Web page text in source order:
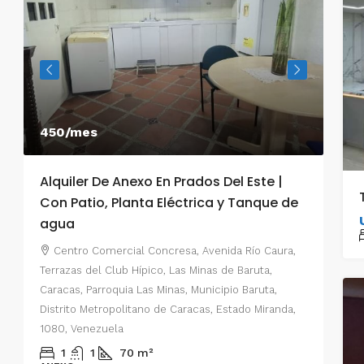
450/mes
Alquiler De Anexo En Prados Del Este |
Con Patio, Planta Eléctrica y Tanque de
agua
Centro Comercial Concresa, Avenida Río Caura,
Terrazas del Club Hípico, Las Minas de Baruta,
Caracas, Parroquia Las Minas, Municipio Baruta,
Distrito Metropolitano de Caracas, Estado Miranda,
1080, Venezuela
1 1 70 m²